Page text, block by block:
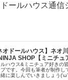
ールハウス通信
オドールハウス】ネオ
SHOP【ミニチュ
ルハウス&ミニチュア好きの
プです。今回も筆者が制作し
に楽しんでいきましょう